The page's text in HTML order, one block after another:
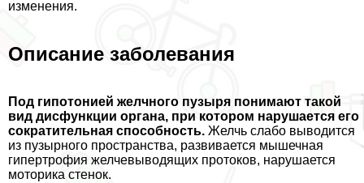
изменения.
Описание заболевания
Под гипотонией желчного пузыря понимают такой
вид дисфункции органа, при котором нарушается его
сократительная способность. Желчь слабо выводится
из пузырного прострaнcтва, развивается мышечная
гипертрофия желчевыводящих протоков, нарушается
моторика стенок.